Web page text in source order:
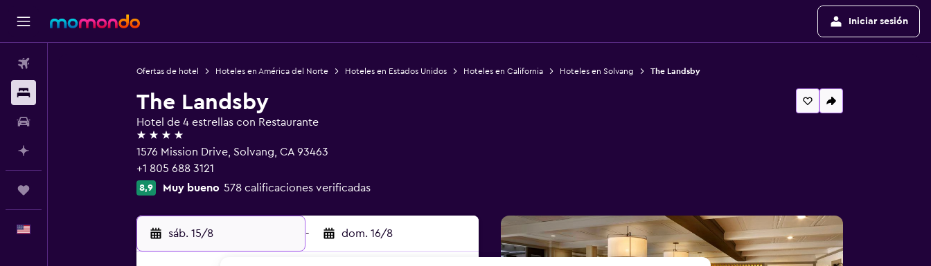
Iniciar sesión
Ofertas de hotel Hoteles en América del Norte Hoteles en Estados Unidos Hoteles en California Hoteles en Solvang The Landsby
The Landsby
Hotel de 4 estrellas con Restaurante
4 estrellas
1576 Mission Drive, Solvang, CA 93463
+1 805 688 3121
8,9 Muy bueno 578 calificaciones verificadas
sáb. 15/8 - dom. 16/8